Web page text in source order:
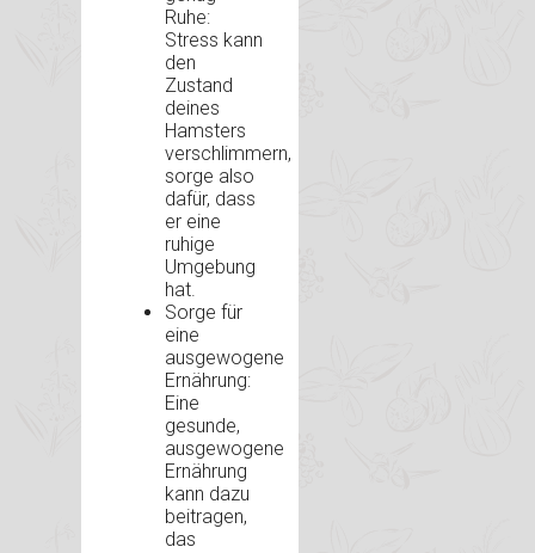
Ruhe:
Stress kann
den
Zustand
deines
Hamsters
verschlimmern,
sorge also
dafür, dass
er eine
ruhige
Umgebung
hat.
Sorge für
eine
ausgewogene
Ernährung:
Eine
gesunde,
ausgewogene
Ernährung
kann dazu
beitragen,
das